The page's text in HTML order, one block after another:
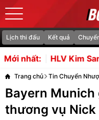
Lịch thi đấu Kết quả
Mới nhất:
Sang-sik có thể
Trang chủ Tin Chuyển
Bayern
thương vụ Nick